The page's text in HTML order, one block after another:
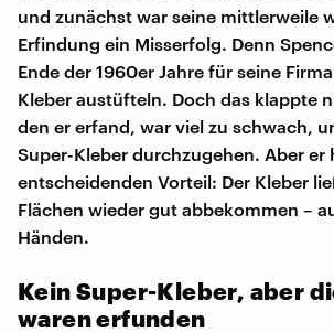
und zunächst war seine mittlerweile
Erfindung ein Misserfolg. Denn
Ende der 1960er Jahre für seine
Kleber austüfteln. Doch das klappte
den er erfand, war viel zu schwach,
Super-Kleber durchzugehen. Aber er
entscheidenden Vorteil: Der Kleber
Flächen wieder gut abbekommen –
Händen.
Kein Super-Kleber, aber
waren erfunden